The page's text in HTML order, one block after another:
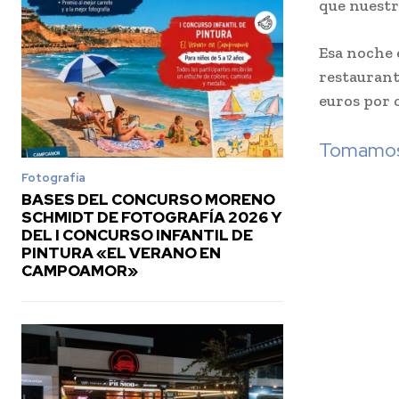
Fotografía
BASES DEL CONCURSO MORENO
SCHMIDT DE FOTOGRAFÍA 2026 Y
DEL I CONCURSO INFANTIL DE
PINTURA «EL VERANO EN
CAMPOAMOR»
que
Esa
euros por